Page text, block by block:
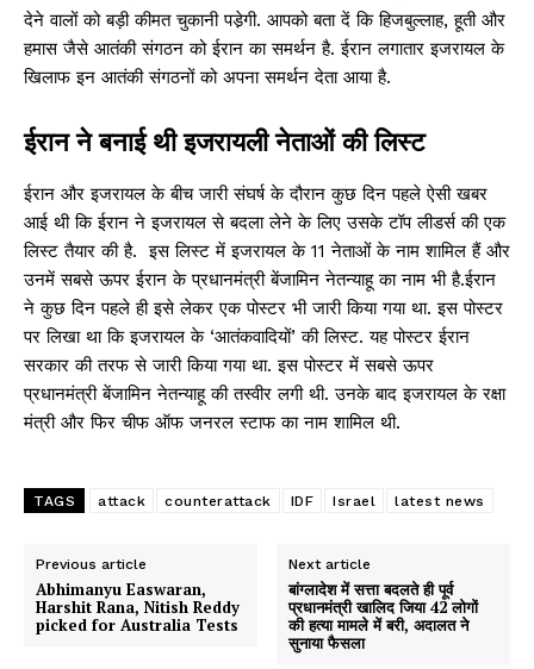
देने वालों को बड़ी कीमत चुकानी पडे़गी. आपको बता दें कि हिजबुल्लाह, हूती और
हमास जैसे आतंकी संगठन को ईरान का समर्थन है. ईरान लगातार इजरायल के
खिलाफ इन आतंकी संगठनों को अपना समर्थन देता आया है.
ईरान ने बनाई थी इजरायली नेताओं की लिस्ट
ईरान और इजरायल के बीच जारी संघर्ष के दौरान कुछ दिन पहले ऐसी खबर
आई थी कि ईरान ने इजरायल से बदला लेने के लिए उसके टॉप लीडर्स की एक
लिस्ट तैयार की है. इस लिस्ट में इजरायल के 11 नेताओं के नाम शामिल हैं और
उनमें सबसे ऊपर ईरान के प्रधानमंत्री बेंजामिन नेतन्याहू का नाम भी है.ईरान
ने कुछ दिन पहले ही इसे लेकर एक पोस्टर भी जारी किया गया था. इस पोस्टर
पर लिखा था कि इजरायल के ‘आतंकवादियों’ की लिस्ट. यह पोस्टर ईरान
सरकार की तरफ से जारी किया गया था. इस पोस्टर में सबसे ऊपर
प्रधानमंत्री बेंजामिन नेतन्याहू की तस्वीर लगी थी. उनके बाद इजरायल के रक्षा
मंत्री और फिर चीफ ऑफ जनरल स्टाफ का नाम शामिल थी.
TAGS attack counterattack IDF Israel latest news
Previous article
Abhimanyu Easwaran,
Harshit Rana, Nitish Reddy
picked for Australia Tests
Next article
बांग्लादेश में सत्ता बदलते ही पूर्व
प्रधानमंत्री खालिद जिया 42 लोगों
की हत्या मामले में बरी, अदालत ने
सुनाया फैसला